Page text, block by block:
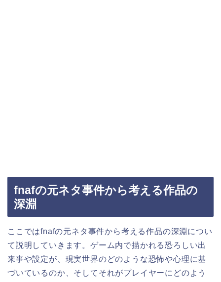
fnafの元ネタ事件から考える作品の
深淵
ここではfnafの元ネタ事件から考える作品の深淵につい
て説明していきます。ゲーム内で描かれる恐ろしい出
来事や設定が、現実世界のどのような恐怖や心理に基
づいているのか、そしてそれがプレイヤーにどのよう